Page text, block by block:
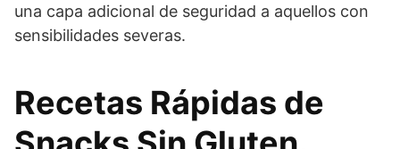
una capa adicional de seguridad a aquellos con
sensibilidades severas.
Recetas Rápidas de